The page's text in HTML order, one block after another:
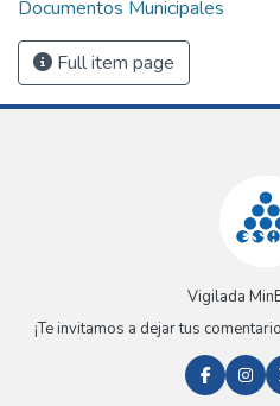
Documentos Municipales
Full item page
Vigilada
¡Te invitamos a dejar tus